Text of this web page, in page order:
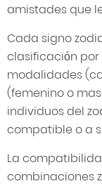
amistades que
Cada signo
clasificación por
modalidades
(femenino o
individuos del
compatible o a
La
combinaciones